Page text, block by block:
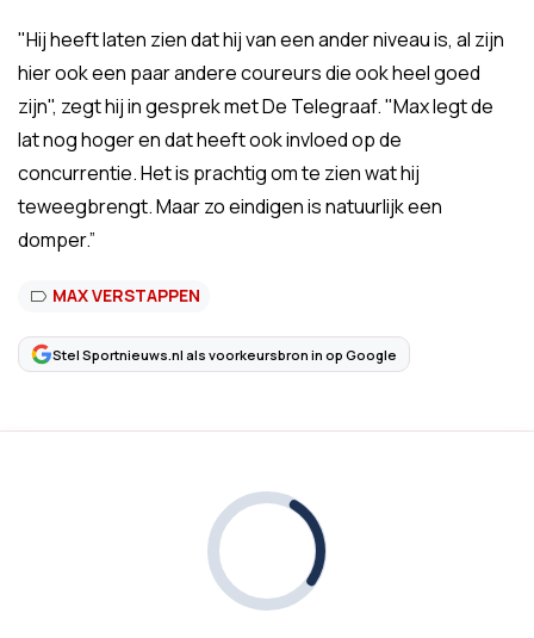
"Hij heeft laten zien dat hij van een ander niveau is, al zijn
hier ook een paar andere coureurs die ook heel goed
zijn", zegt hij in gesprek met De Telegraaf. "Max legt de
lat nog hoger en dat heeft ook invloed op de
concurrentie. Het is prachtig om te zien wat hij
teweegbrengt. Maar zo eindigen is natuurlijk een
domper.”
MAX VERSTAPPEN
Stel Sportnieuws.nl als voorkeursbron in op Google